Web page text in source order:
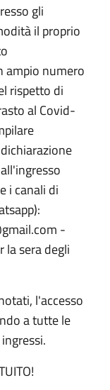
gli
il proprio
ampio numero
rispetto di
al Covid-
i canali di
-
la sera degli
l'accesso
a tutte le